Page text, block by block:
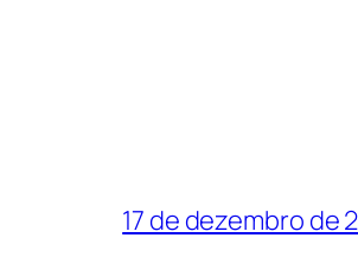
17 de dezembro de